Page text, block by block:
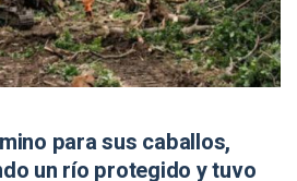
para sus caballos,
un río protegido y tuvo